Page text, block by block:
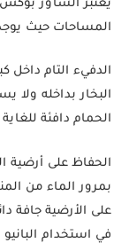
يعتبر الشاور
المساحات حيث
الدفيء التام
البخار بداخله ولا
الحمام دافئة
الحفاظ على أرضية
بمرور الماء من
على الأرضية جافة
في استخدام